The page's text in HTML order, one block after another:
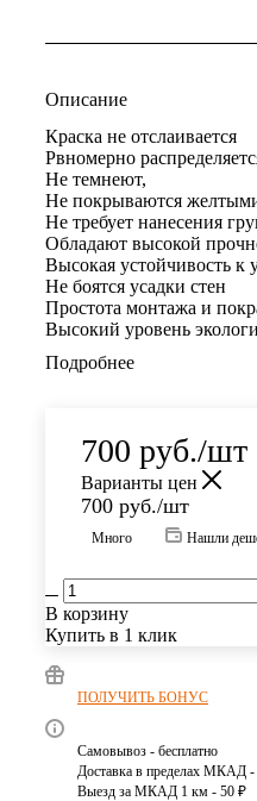
Описание
Краска не отслаивается
Рвномерно
Не темнеют,
Не покрываются
Не требует нанесения
Обладают высокой
Высокая устойчивость к
Не боятся усадки стен
Простота монтажа и
Высокий уровень
Подробнее
700 руб./шт
Варианты цен
700 руб./шт
Много Нашли
В корзину
Купить в 1 клик
ПОЛУЧИТЬ БОНУС
Самовывоз - бесплатно
Доставка в пределах МКАД
Выезд за МКАД 1 км - 50 ₽